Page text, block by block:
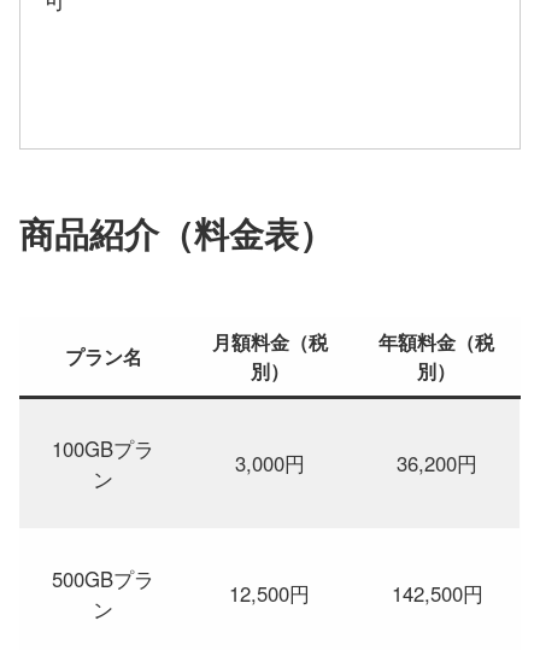
商品紹介（料金表）
プラン名
月額料金（税
別）
年額料金（税
別）
100GBプラ
ン
3,000円 36,200円
500GBプラ
ン
12,500円 142,500円